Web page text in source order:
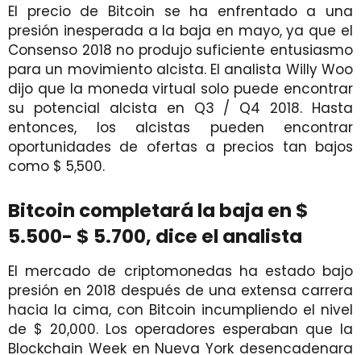
El precio de Bitcoin se ha enfrentado a una
presión inesperada a la baja en mayo, ya que el
Consenso 2018 no produjo suficiente entusiasmo
para un movimiento alcista. El analista Willy Woo
dijo que la moneda virtual solo puede encontrar
su potencial alcista en Q3 / Q4 2018. Hasta
entonces, los alcistas pueden encontrar
oportunidades de ofertas a precios tan bajos
como $ 5,500.
Bitcoin completará la baja en $
5.500- $ 5.700, dice el analista
El mercado de criptomonedas ha estado bajo
presión en 2018 después de una extensa carrera
hacia la cima, con Bitcoin incumpliendo el nivel
de $ 20,000. Los operadores esperaban que la
Blockchain Week en Nueva York desencadenara